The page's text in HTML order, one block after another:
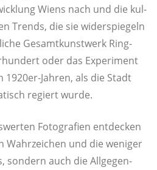
Wiens nach und die kul­
Trends, die sie wider­spie­geln
Gesamt­kunst­werk Ring­
oder das Expe­ri­ment
1920er-Jah­ren, als die Stadt
regiert wurde.
Foto­gra­fien ent­de­cken
Wahr­zei­chen und die weni­ger
son­dern auch die All­ge­gen­